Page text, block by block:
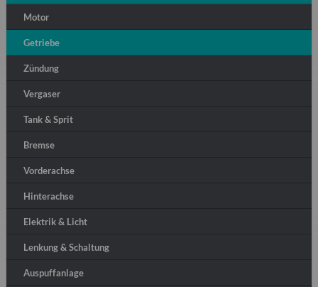
Motor
Getriebe
Zündung
Vergaser
Tank & Sprit
Bremse
Vorderachse
Hinterachse
Elektrik & Licht
Lenkung & Schaltung
Auspuffanlage